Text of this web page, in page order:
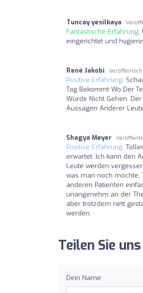
Tuncay yesilkaya
Fantastische Erfahrung:
eingerichtet und
René Jakobi
Positive Erfahrung:
Tag Bekommt Wo Der
Würde Nicht Gehen.
Aussagen Anderer
Shagya Meyer
Positive Erfahrung:
erwartet. Ich kann den
Leute werden
was man noch möchte,
anderen Patienten
unangenehm an der
aber trotzdem nett
werden.
Teilen Sie
Dein Name